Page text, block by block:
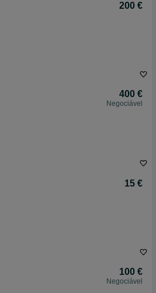
200 €
400 €
Negociável
15 €
100 €
Negociável